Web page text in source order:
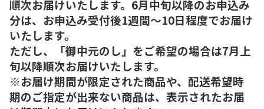
順次お届けいたします。6月中旬以降のお申込み
分は、お申込み受付後1週間～10日程度でお届け
いたします。
ただし、「御中元のし」をご希望の場合は7月上
旬以降順次お届けいたします。
※お届け期間が限定された商品や、配送希望時
期のご指定が出来ない商品は、表示されたお届